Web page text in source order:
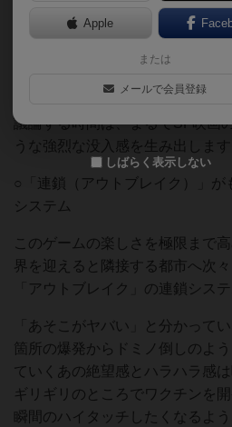
となり、世界中に蔓延する4つの
世界を駆け巡ります。
刻一刻と迫る世界の終わり（ゲ
員で頭を突き合わせて「次にど
議論する時間は、まるでSF映画
うな強烈な没入感を生み出します
○「連鎖（アウトブレイク）」が
システム
このゲームの楽しさを極限まで
界を迎えると隣接する都市へ次
「アウトブレイク」の連鎖システ
「あそこがヤバい」と分かって
箇所の爆発からドミノ倒しのよ
ていくあの絶望感とハラハラ感
ギリギリのところでワクチンを
瞬間のハイタッチしたくなるよ
Apple
または
メールで会員登録
しばらく表示しない